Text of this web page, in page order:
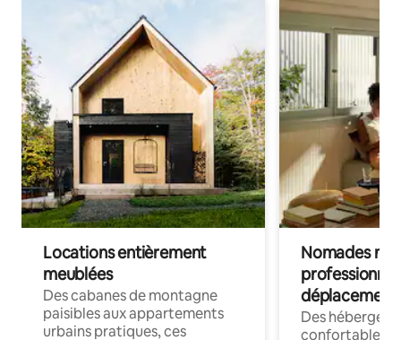
Locations entièrement
meublées
Des cabanes de montagne
paisibles aux appartements
urbains pratiques, ces
Nomades
déplacement
Des
confortables